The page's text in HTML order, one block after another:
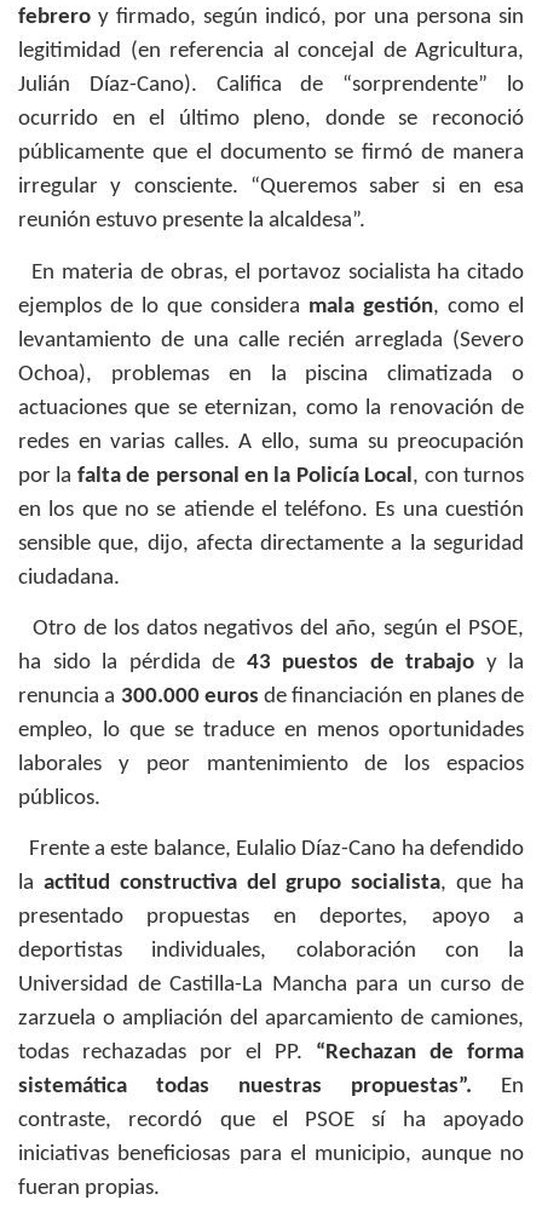
febrero y firmado, según indicó, por una persona sin
legitimidad (en referencia al concejal de Agricultura,
Julián Díaz-Cano). Califica de “sorprendente” lo
ocurrido en el último pleno, donde se reconoció
públicamente que el documento se firmó de manera
irregular y consciente. “Queremos saber si en esa
reunión estuvo presente la alcaldesa”.
En materia de obras, el portavoz socialista ha citado
ejemplos de lo que considera mala gestión, como el
levantamiento de una calle recién arreglada (Severo
Ochoa), problemas en la piscina climatizada o
actuaciones que se eternizan, como la renovación de
redes en varias calles. A ello, suma su preocupación
por la falta de personal en la Policía Local , con turnos
en los que no se atiende el teléfono. Es una cuestión
sensible que, dijo, afecta directamente a la seguridad
ciudadana.
Otro de los datos negativos del año, según el PSOE,
ha sido la pérdida de 43 puestos de trabajo y la
renuncia a 300.000 euros de financiación en planes de
empleo, lo que se traduce en menos oportunidades
laborales y peor mantenimiento de los espacios
públicos.
Frente a este balance, Eulalio Díaz-Cano ha defendido
la actitud constructiva del grupo socialista, que ha
presentado propuestas en deportes, apoyo a
deportistas individuales, colaboración con la
Universidad de Castilla-La Mancha para un curso de
zarzuela o ampliación del aparcamiento de camiones,
todas rechazadas por el PP. “Rechazan de forma
sistemática todas nuestras propuestas”. En
contraste, recordó que el PSOE sí ha apoyado
iniciativas beneficiosas para el municipio, aunque no
fueran propias.